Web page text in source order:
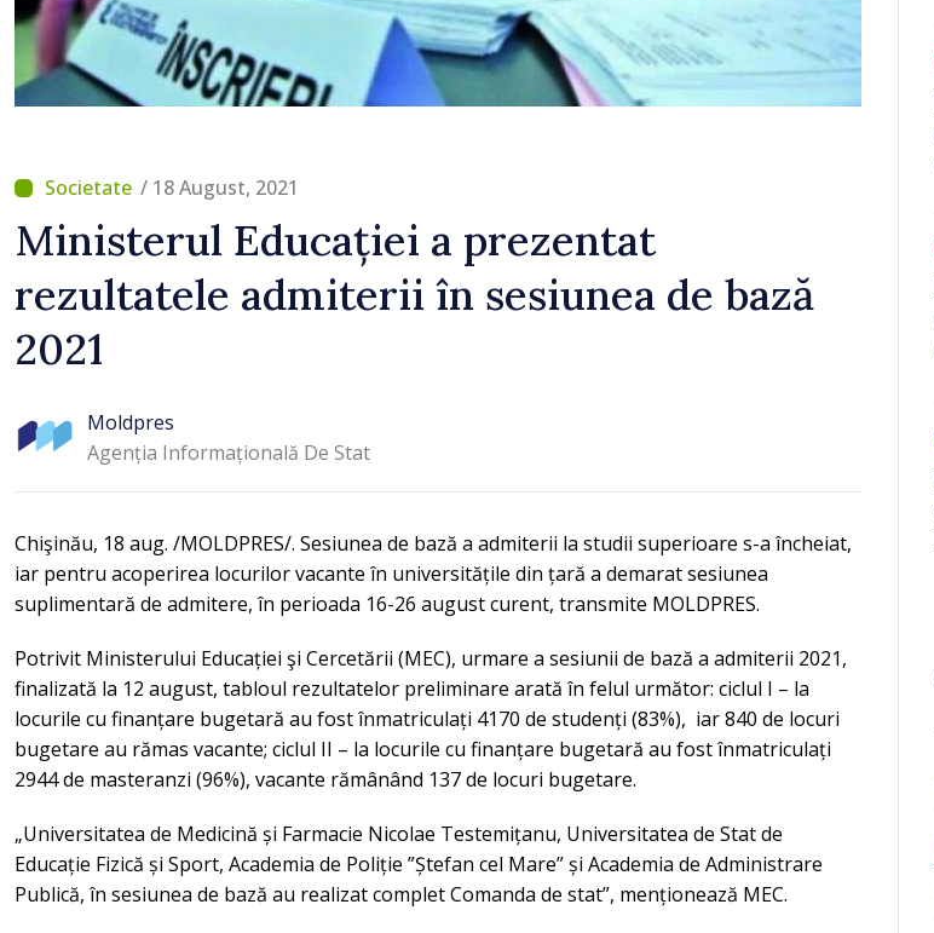
/ 18 August, 2021
Ministerul Educației a prezentat
rezultatele admiterii în sesiunea de bază
2021
Moldpres
Agenția Informațională De Stat
Chişinău, 18 aug. /MOLDPRES/. Sesiunea de bază a admiterii la studii superioare s-a încheiat,
iar pentru acoperirea locurilor vacante în universitățile din țară a demarat sesiunea
suplimentară de admitere, în perioada 16-26 august curent, transmite MOLDPRES.
Potrivit Ministerului Educației şi Cercetării (MEC), urmare a sesiunii de bază a admiterii 2021,
finalizată la 12 august, tabloul rezultatelor preliminare arată în felul următor: ciclul I – la
locurile cu finanțare bugetară au fost înmatriculați 4170 de studenți (83%), iar 840 de locuri
bugetare au rămas vacante; ciclul II – la locurile cu finanțare bugetară au fost înmatriculați
2944 de masteranzi (96%), vacante rămânând 137 de locuri bugetare.
„Universitatea de Medicină și Farmacie Nicolae Testemițanu, Universitatea de Stat de
Educație Fizică și Sport, Academia de Poliție ”Ștefan cel Mare” și Academia de Administrare
Publică, în sesiunea de bază au realizat complet Comanda de stat”, menționează MEC.